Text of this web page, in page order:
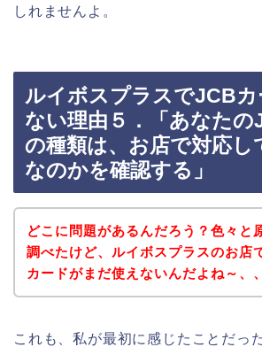
しれませんよ。
ルイボスプラスでJCBカ
ない理由５．「あなたの
の種類は、お店で対応し
なのかを確認する」
どこに問題があるんだろう？色々と
調べたけど、ルイボスプラスのお店
カードがまだ使えないんだよね～、
これも、私が最初に感じたことだっ